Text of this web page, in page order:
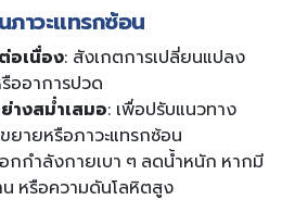
าวะแทรกซ้อน
อเนื่อง: สังเกตการเปลี่ยนแปลง
ออาการปวด
างสม่ำเสมอ: เพื่อปรับแนวทาง
ยายหรือภาวะแทรกซ้อน
กกำลังกายเบา ๆ ลดน้ำหนัก หากมี
น หรือความดันโลหิตสูง